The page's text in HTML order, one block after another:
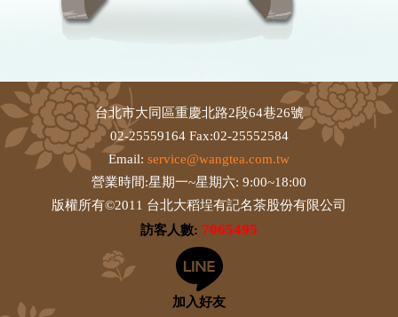
台北市大同區重慶北路2段64巷26號
02-25559164 Fax:02-25552584
Email: service@wangtea.com.tw
營業時間:星期一~星期六: 9:00~18:00
版權所有©2011 台北大稻埕有記名茶股份有限公司
訪客人數: 7065495
加入好友